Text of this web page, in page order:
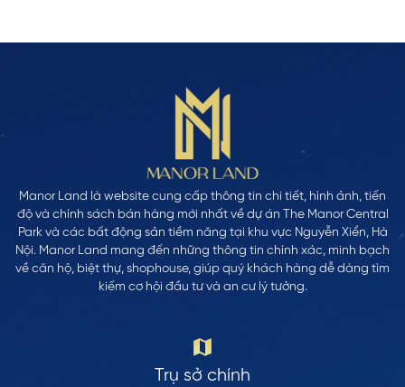
Manor Land là website cung cấp thông tin chi tiết, hình ảnh, tiến
độ và chính sách bán hàng mới nhất về dự án The Manor Central
Park và các bất động sản tiềm năng tại khu vực Nguyễn Xiển, Hà
Nội. Manor Land mang đến những thông tin chính xác, minh bạch
về căn hộ, biệt thự, shophouse, giúp quý khách hàng dễ dàng tìm
kiếm cơ hội đầu tư và an cư lý tưởng.
Trụ sở chính